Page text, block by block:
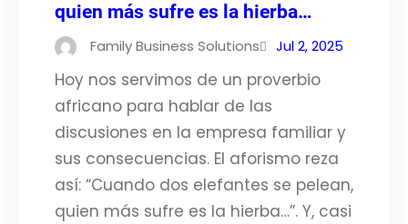
quien más sufre es la hierba…
Family Business Solutions Jul 2, 2025
Hoy nos servimos de un proverbio
africano para hablar de las
discusiones en la empresa familiar y
sus consecuencias. El aforismo reza
así: “Cuando dos elefantes se pelean,
quien más sufre es la hierba…”. Y, casi